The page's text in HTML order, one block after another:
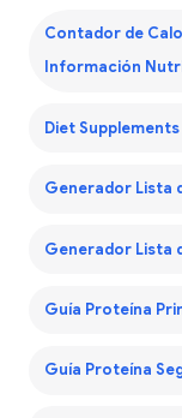
Contador de
Información
Diet
Generador Lista
Generador Lista
Guía Proteína
Guía Proteína